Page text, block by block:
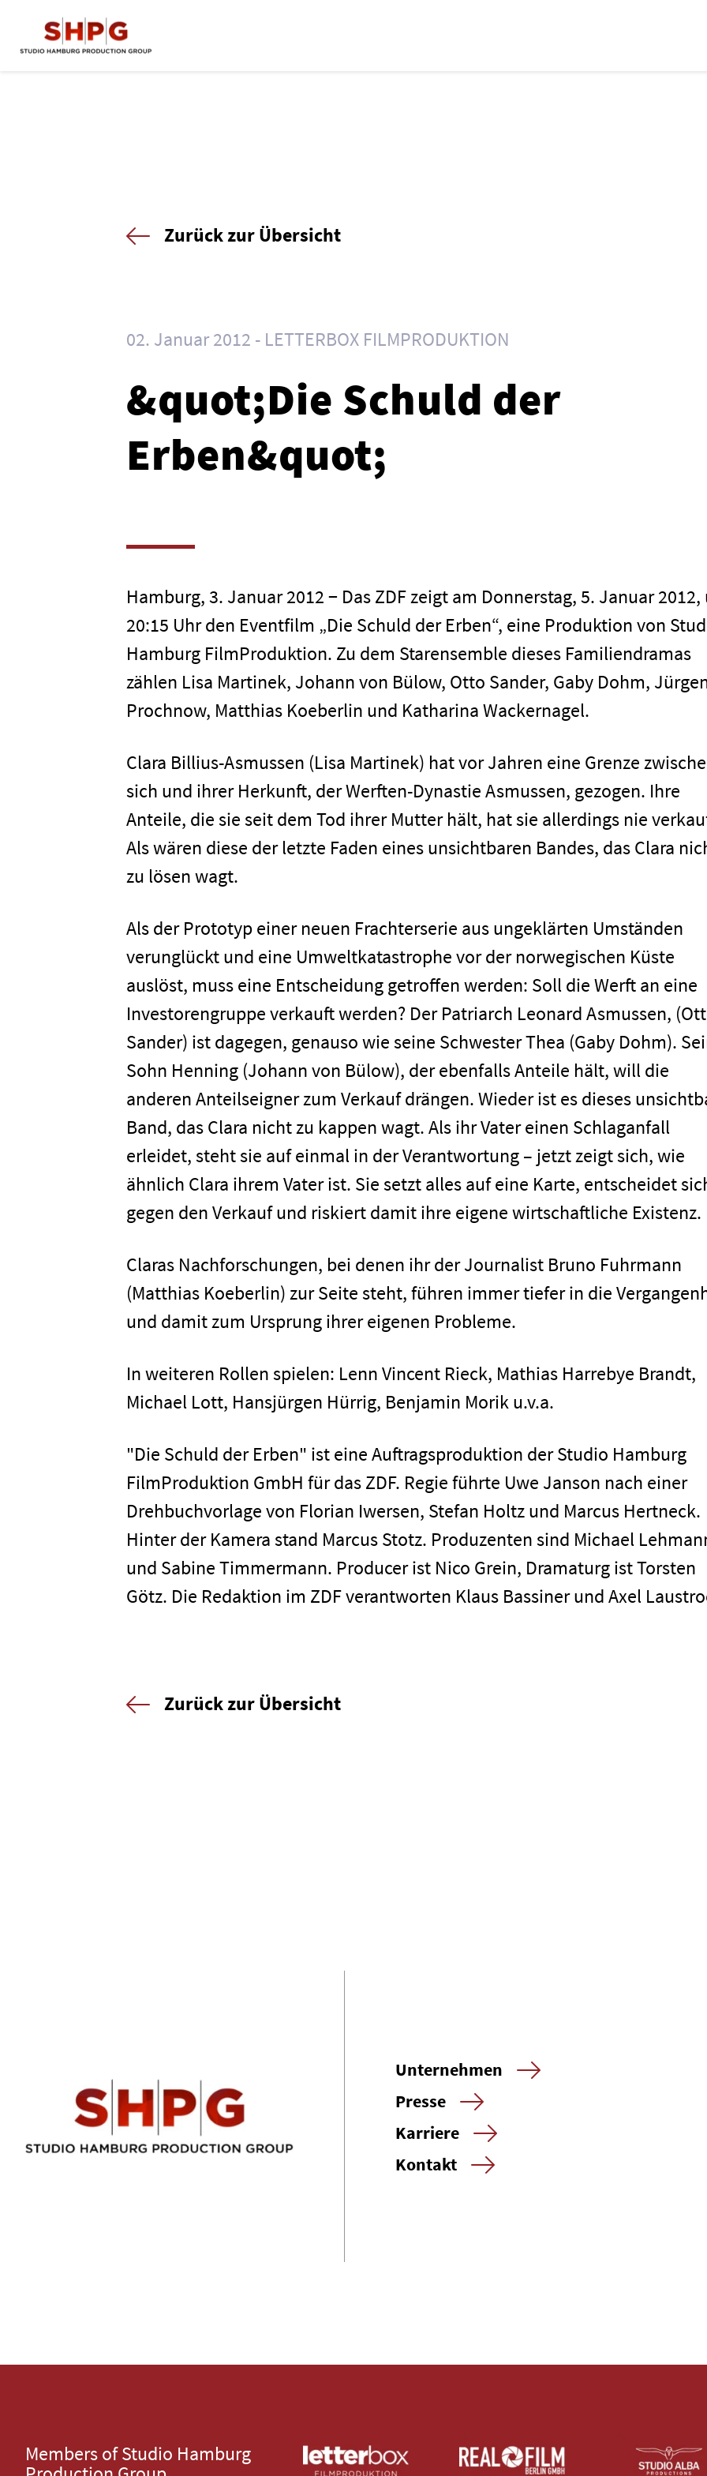
Zurück zur Übersicht
02. Januar 2012 LETTERBOX FILMPRODUKTION
&quot;Die Schuld der
Erben&quot;
Hamburg, 3. Januar 2012 − Das ZDF zeigt am Donnerstag, 5. Januar 2012,
20:15 Uhr den Eventfilm „Die Schuld der Erben“, eine Produktion von
Hamburg FilmProduktion. Zu dem Starensemble dieses Familiendramas
zählen Lisa Martinek, Johann von Bülow, Otto Sander, Gaby Dohm,
Prochnow, Matthias Koeberlin und Katharina Wackernagel.
Clara Billius-Asmussen (Lisa Martinek) hat vor Jahren eine Grenze
sich und ihrer Herkunft, der Werften-Dynastie Asmussen, gezogen. Ihre
Anteile, die sie seit dem Tod ihrer Mutter hält, hat sie allerdings nie
Als wären diese der letzte Faden eines unsichtbaren Bandes, das Clara
zu lösen wagt.
Als der Prototyp einer neuen Frachterserie aus ungeklärten Umständen
verunglückt und eine Umweltkatastrophe vor der norwegischen Küste
auslöst, muss eine Entscheidung getroffen werden: Soll die Werft an eine
Investorengruppe verkauft werden? Der Patriarch Leonard Asmussen,
Sander) ist dagegen, genauso wie seine Schwester Thea (Gaby Dohm).
Sohn Henning (Johann von Bülow), der ebenfalls Anteile hält, will die
anderen Anteilseigner zum Verkauf drängen. Wieder ist es dieses
Band, das Clara nicht zu kappen wagt. Als ihr Vater einen Schlaganfall
erleidet, steht sie auf einmal in der Verantwortung – jetzt zeigt sich, wie
ähnlich Clara ihrem Vater ist. Sie setzt alles auf eine Karte, entscheidet
gegen den Verkauf und riskiert damit ihre eigene wirtschaftliche Existenz.
Claras Nachforschungen, bei denen ihr der Journalist Bruno Fuhrmann
(Matthias Koeberlin) zur Seite steht, führen immer tiefer in die
und damit zum Ursprung ihrer eigenen Probleme.
In weiteren Rollen spielen: Lenn Vincent Rieck, Mathias Harrebye Brandt,
Michael Lott, Hansjürgen Hürrig, Benjamin Morik u.v.a.
"Die Schuld der Erben" ist eine Auftragsproduktion der Studio Hamburg
FilmProduktion GmbH für das ZDF. Regie führte Uwe Janson nach einer
Drehbuchvorlage von Florian Iwersen, Stefan Holtz und Marcus Hertneck.
Hinter der Kamera stand Marcus Stotz. Produzenten sind Michael
und Sabine Timmermann. Producer ist Nico Grein, Dramaturg ist Torsten
Götz. Die Redaktion im ZDF verantworten Klaus Bassiner und Axel
Zurück zur Übersicht
Unternehmen
Presse
Karriere
Kontakt
Members of Studio Hamburg
Home
Unternehmen
Karriere
Kontakt
Newsletter Impressum